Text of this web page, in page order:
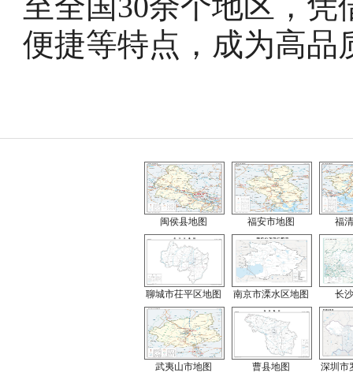
便捷等特点，成为高品
闽侯县地图 福安市地图 福
聊城市茌平区地图 南京市溧水区地图 长
武夷山市地图 曹县地图 深圳市